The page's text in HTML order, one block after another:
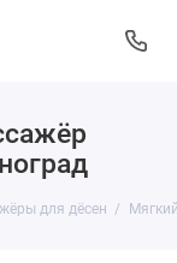
для дёсен